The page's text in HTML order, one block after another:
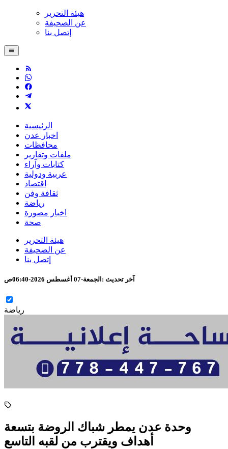
هيئة التحرير
عن الصحيفة
إتصل بنا
الرئيسية
اخبار عدن
محافظات
ملفات وتقارير
كتابات وآراء
عربية ودولية
اقتصاد
ثقافة وفن
رياضة
اخبار مصورة
صحة
هيئة التحرير
عن الصحيفة
إتصل بنا
آخر تحديث : الجمعة-07 أغسطس 2026-06:40ص
رياضة
وحدة عدن يمطر شباك الروضة بتسعة
أهداف ويقترب من لقبه التاسع